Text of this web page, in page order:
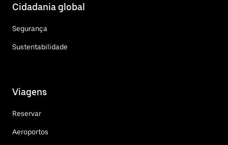
Cidadania global
Segurança
Sustentabilidade
Viagens
Reservar
Aeroportos